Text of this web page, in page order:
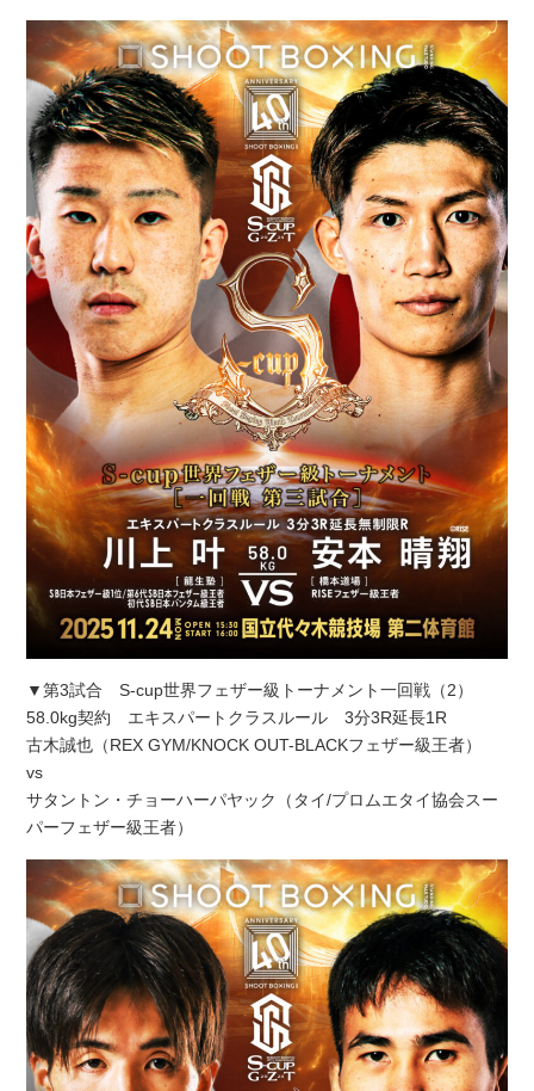
▼第3試合 S-cup世界フェザー級トーナメント一回戦（2）
58.0kg契約 エキスパートクラスルール 3分3R延長1R
古木誠也（REX GYM/KNOCK OUT-BLACKフェザー級王者）
vs
サタントン・チョーハーパヤック（タイ/プロムエタイ協会スー
パーフェザー級王者）